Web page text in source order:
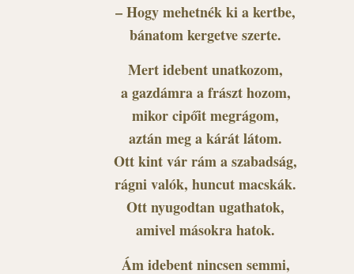
– Hogy mehetnék ki a kertbe,
bánatom kergetve szerte.
Mert idebent unatkozom,
a gazdámra a frászt hozom,
mikor cipőit megrágom,
aztán meg a kárát látom.
Ott kint vár rám a szabadság,
rágni valók, huncut macskák.
Ott nyugodtan ugathatok,
amivel másokra hatok.
Ám idebent nincsen semmi,